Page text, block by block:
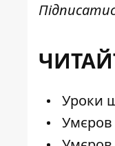
Уроки
Умєров